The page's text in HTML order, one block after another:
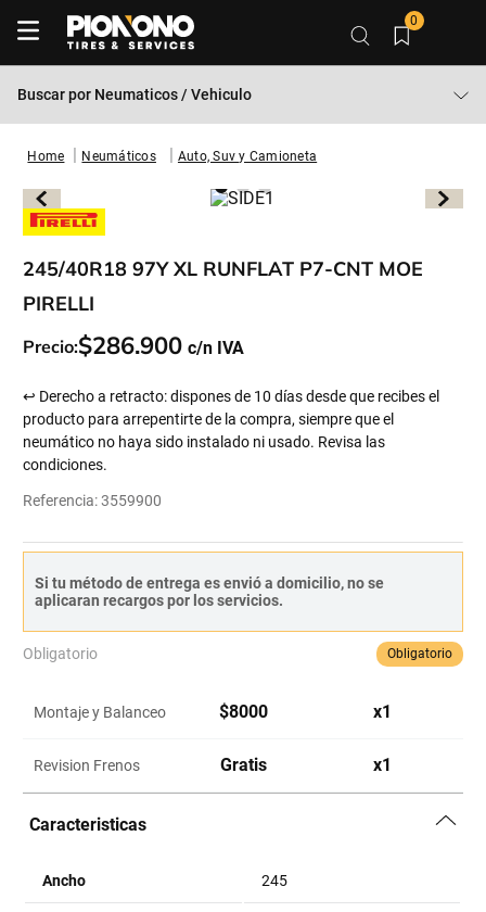
0
Buscar por Neumaticos / Vehiculo
Neumáticos Auto, Suv y Camioneta
245/40R18 97Y XL RUNFLAT P7-CNT MOE
PIRELLI
Precio:$286.900
↩ Derecho a retracto: dispones de 10 días desde que recibes el
producto para arrepentirte de la compra, siempre que el
neumático no haya sido instalado ni usado. Revisa las
condiciones.
Referencia:3559900
Si tu método de entrega es envió a domicilio, no se
aplicaran recargos por los servicios.
Obligatorio Obligatorio
Montaje y Balanceo $8000 x1
Revision Frenos Gratis x1
Caracteristicas
Ancho 245